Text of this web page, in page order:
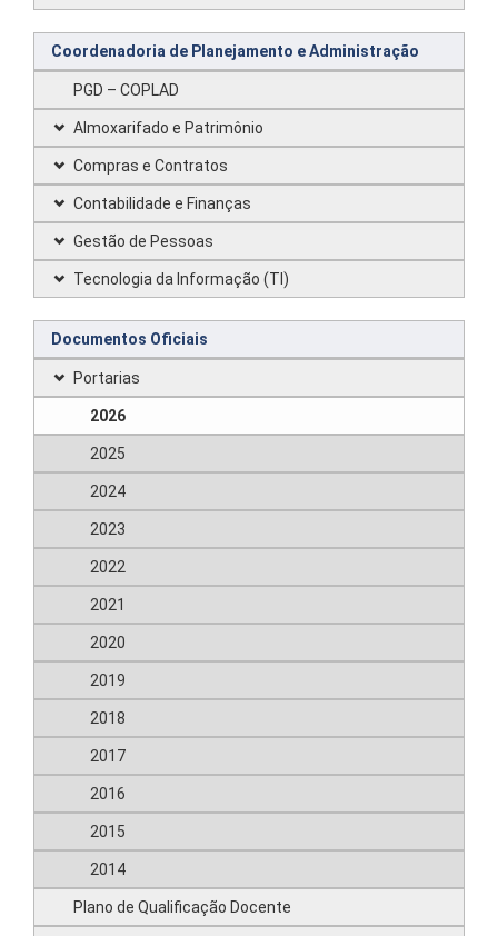
Coordenadoria de Planejamento e Administração
PGD – COPLAD
Almoxarifado e Patrimônio
Compras e Contratos
Contabilidade e Finanças
Gestão de Pessoas
Tecnologia da Informação (TI)
Documentos Oficiais
Portarias
2026
2025
2024
2023
2022
2021
2020
2019
2018
2017
2016
2015
2014
Plano de Qualificação Docente